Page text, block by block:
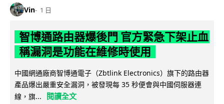
Vin 1 日
智博通路由器爆後門 官方緊急下架止血
稱漏洞是功能在維修時使用
中國網通廠商智博通電子（Zbtlink Electronics）旗下的路由器
產品爆出嚴重安全漏洞，被發現每 35 秒便會與中國伺服器連
線，旗...
閱讀全文